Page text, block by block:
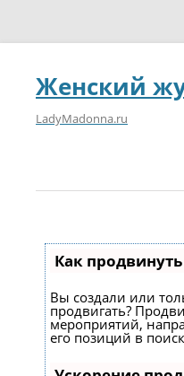
Женский
LadyMadonna.ru
Как
Вы создали или
продвигать?
мероприятий,
его позиций в